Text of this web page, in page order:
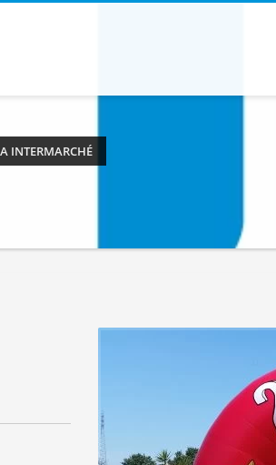
INTERMARCHÉ